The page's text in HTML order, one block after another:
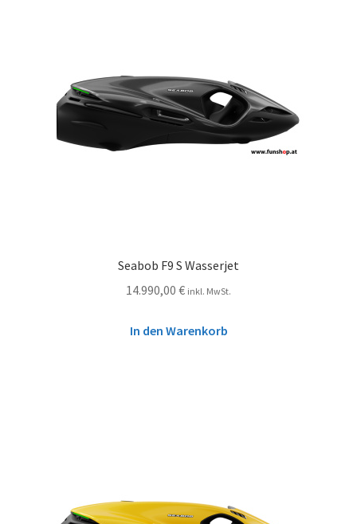
Seabob F9 S Wasserjet
14.990,00 € inkl. MwSt.
In den Warenkorb